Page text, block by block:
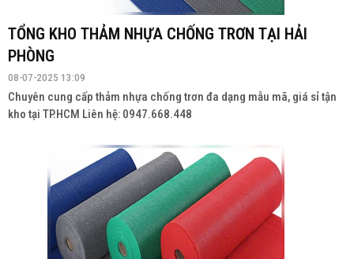
08-07-2025 13:09
Chuyên cung cấp thảm nhựa chống trơn đa dạng mẫu mã, giá sỉ tận